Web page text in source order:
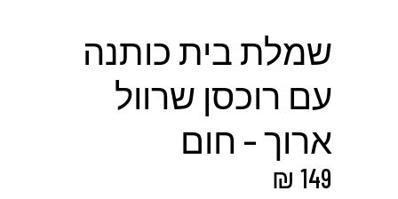
שמלת בית כותנה
עם רוכסן שרוול
ארוך – חום
₪ 149